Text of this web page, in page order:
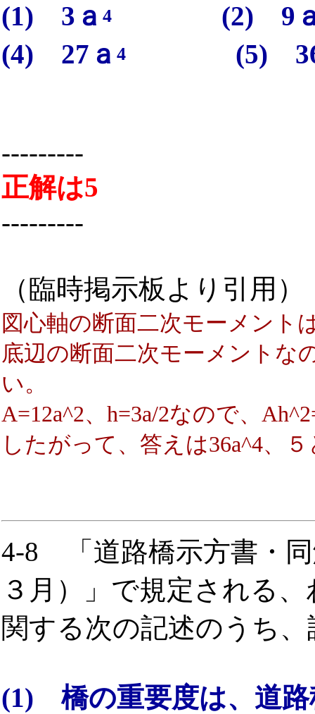
(1) 3ａ 4
(2) 9
(4) 27ａ 4 (5) 36
---------
正解は5
---------
（臨時掲示板より引用）
図心軸の断面二次モーメント
底辺の断面二次モーメントな
い。
A=12a^2、h=3a/2なので、
したがって、答えは36a^4、
4-8 「道路橋示方書・
３月）」で規定される
関する次の記述のうち
(1) 橋の重要度は、道路